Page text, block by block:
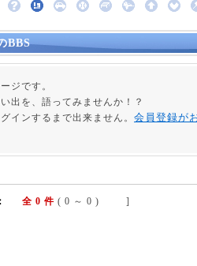
BBS
ジです。
出を、語ってみませんか！？
インするまで出来ません。 会員登録が
全 0 件 ( 0 ～ 0 ) ]